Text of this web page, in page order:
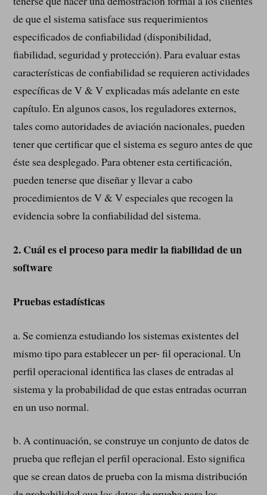
de que el sistema satisface sus requerimientos
especificados de confiabilidad (disponibilidad,
fiabilidad, seguridad y protección). Para evaluar estas
características de confiabilidad se requieren actividades
específicas de V & V explicadas más adelante en este
capítulo. En algunos casos, los reguladores externos,
tales como autoridades de aviación nacionales, pueden
tener que certificar que el sistema es seguro antes de que
éste sea desplegado. Para obtener esta certificación,
pueden tenerse que diseñar y llevar a cabo
procedimientos de V & V especiales que recogen la
evidencia sobre la confiabilidad del sistema.
2.Cuál es el proceso para medir la fiabilidad de un
software
Pruebas estadísticas
a. Se comienza estudiando los sistemas existentes del
mismo tipo para establecer un per- fil operacional. Un
perfil operacional identifica las clases de entradas al
sistema y la probabilidad de que estas entradas ocurran
en un uso normal.
b. A continuación, se construye un conjunto de datos de
prueba que reflejan el perfil operacional. Esto significa
que se crean datos de prueba con la misma distribución